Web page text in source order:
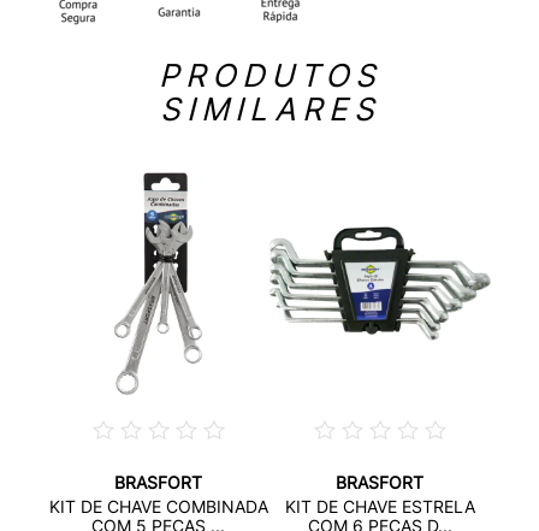
PRODUTOS
SIMILARES
BRASFORT
KIT DE CHAVE COMBINADA
COM 5 PECAS ...
BRASFORT
KIT DE CHAVE ESTRELA
COM 6 PEÇAS D...